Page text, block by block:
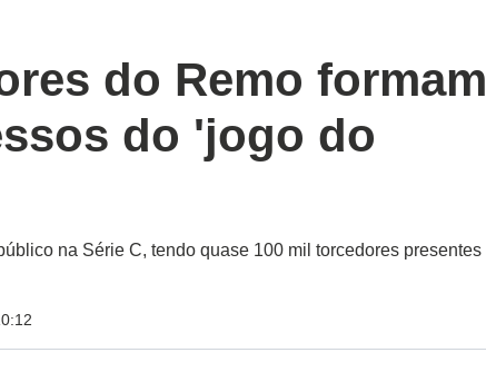
do Remo formam
do 'jogo do
na Série C, tendo quase 100 mil torcedores presentes